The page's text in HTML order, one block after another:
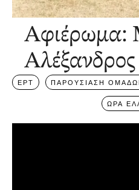
Αφιέρωμα:
ΕΡΤ ΠΑΡΟΥΣΙΑΣΗ
ΩΡΑ